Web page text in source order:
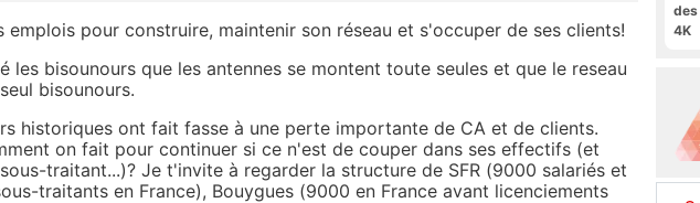
emplois pour construire, maintenir son réseau et s'occuper de ses clients!
les bisounours que les antennes se montent toute seules et que le reseau
bisounours.
historiques ont fait fasse à une perte importante de CA et de clients.
on fait pour continuer si ce n'est de couper dans ses effectifs (et
traitant...)? Je t'invite à regarder la structure de SFR (9000 salariés et
traitants en France), Bouygues (9000 en France avant licenciements
des
4K